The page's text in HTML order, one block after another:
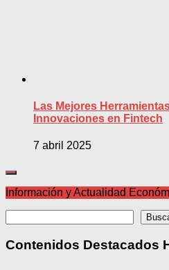
Las Mejores
Innovaciones en Fintech
7 abril 2025
Información y Actualidad
Contenidos Destacados